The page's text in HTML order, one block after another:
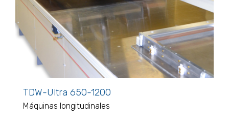
TDW-Ultra 650-1200
Máquinas longitudinales